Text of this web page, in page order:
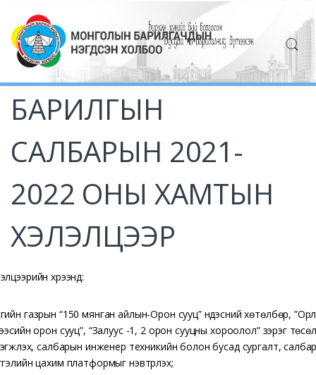
БАРИЛГЫН
САЛБАРЫН 2021-
2022 ОНЫ ХАМТЫН
ХЭЛЭЛЦЭЭР
хүрээнд:
газрын “150 мянган айлын-Орон сууц” үндэсний хөтөлбөр,
орон сууц”, “Залуус -1, 2 орон сууцны хороолол” зэрэг
салбарын инженер техникийн болон бусад сургалт,
цахим платформыг нэвтрүүлэх;